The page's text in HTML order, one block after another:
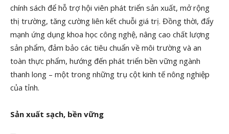
chính sách để hỗ trợ hội viên phát triển sản xuất, mở rộng
thị trường, tăng cường liên kết chuỗi giá trị. Đồng thời, đẩy
mạnh ứng dụng khoa học công nghệ, nâng cao chất lượng
sản phẩm, đảm bảo các tiêu chuẩn về môi trường và an
toàn thực phẩm, hướng đến phát triển bền vững ngành
thanh long – một trong những trụ cột kinh tế nông nghiệp
của tỉnh.
Sản xuất sạch, bền vững